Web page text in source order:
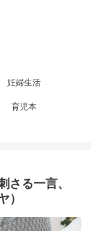
妊婦生活
育児本
さる一言、
）